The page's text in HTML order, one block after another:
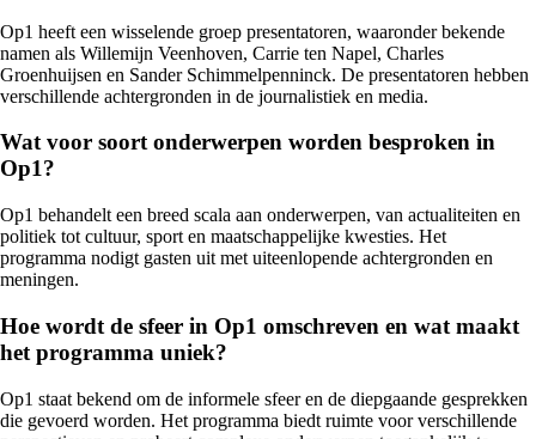
Op1 heeft een wisselende groep presentatoren, waaronder bekende
namen als Willemijn Veenhoven, Carrie ten Napel, Charles
Groenhuijsen en Sander Schimmelpenninck. De presentatoren hebben
verschillende achtergronden in de journalistiek en media.
Wat voor soort onderwerpen worden besproken in
Op1?
Op1 behandelt een breed scala aan onderwerpen, van actualiteiten en
politiek tot cultuur, sport en maatschappelijke kwesties. Het
programma nodigt gasten uit met uiteenlopende achtergronden en
meningen.
Hoe wordt de sfeer in Op1 omschreven en wat maakt
het programma uniek?
Op1 staat bekend om de informele sfeer en de diepgaande gesprekken
die gevoerd worden. Het programma biedt ruimte voor verschillende